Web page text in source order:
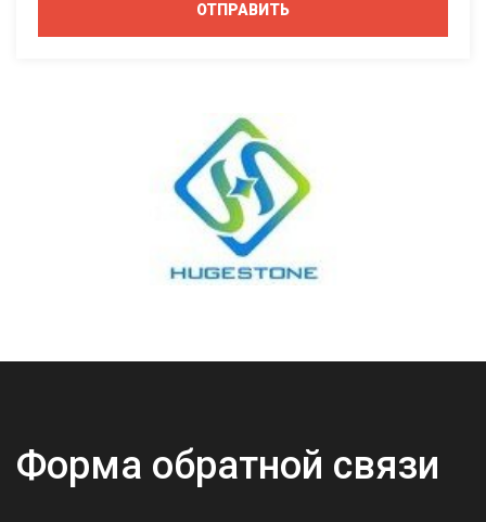
ОТПРАВИТЬ
Форма обратной связи